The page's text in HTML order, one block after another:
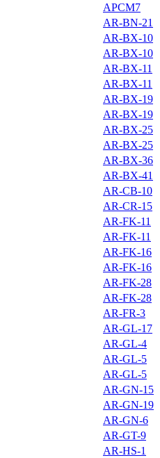
APCM7
AR-BN-21
AR-BX-10
AR-BX-10
AR-BX-11
AR-BX-11
AR-BX-19
AR-BX-19
AR-BX-25
AR-BX-25
AR-BX-36
AR-BX-41
AR-CB-10
AR-CR-15
AR-FK-11
AR-FK-11
AR-FK-16
AR-FK-16
AR-FK-28
AR-FK-28
AR-FR-3
AR-GL-17
AR-GL-4
AR-GL-5
AR-GL-5
AR-GN-15
AR-GN-19
AR-GN-6
AR-GT-9
AR-HS-1